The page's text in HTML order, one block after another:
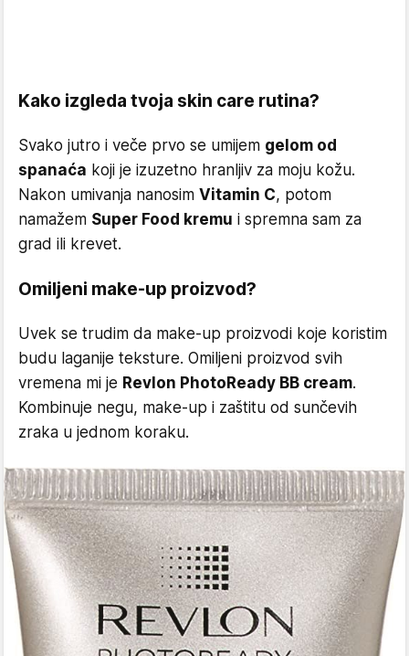
Kako izgleda tvoja skin care rutina?
Svako jutro i veče prvo se umijem gelom od
spanaća koji je izuzetno hranljiv za moju kožu.
Nakon umivanja nanosim Vitamin C, potom
namažem Super Food kremu i spremna sam za
grad ili krevet.
Omiljeni make-up proizvod?
Uvek se trudim da make-up proizvodi koje koristim
budu laganije teksture. Omiljeni proizvod svih
vremena mi je Revlon PhotoReady BB cream.
Kombinuje negu, make-up i zaštitu od sunčevih
zraka u jednom koraku.